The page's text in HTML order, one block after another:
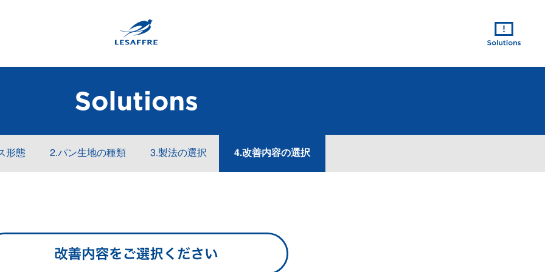
形態 2.パン生地の種類 3.製法の選択 4.改善内容の選択